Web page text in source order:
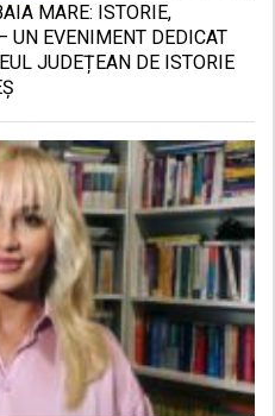
MARE: ISTORIE,
UN EVENIMENT DEDICAT
JUDEȚEAN DE ISTORIE